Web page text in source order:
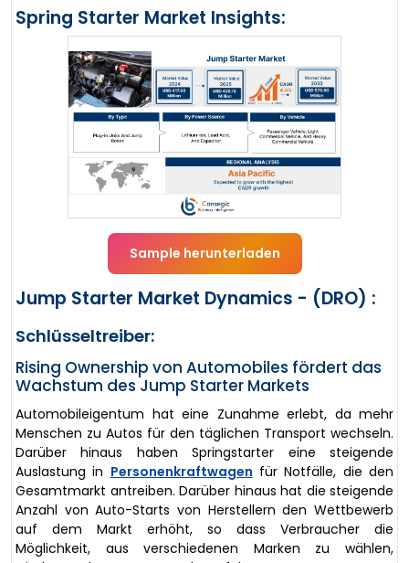
Spring Starter Market Insights:
Sample herunterladen
Jump Starter Market Dynamics - (DRO) :
Schlüsseltreiber:
Rising Ownership von Automobiles fördert das
Wachstum des Jump Starter Markets
Automobileigentum hat eine Zunahme erlebt, da mehr
Menschen zu Autos für den täglichen Transport wechseln.
Darüber hinaus haben Springstarter eine steigende
Auslastung in Personenkraftwagen für Notfälle, die den
Gesamtmarkt antreiben. Darüber hinaus hat die steigende
Anzahl von Auto-Starts von Herstellern den Wettbewerb
auf dem Markt erhöht, so dass Verbraucher die
Möglichkeit, aus verschiedenen Marken zu wählen,